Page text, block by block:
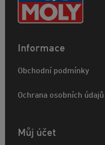
Informace
Obchodní podmínky
Ochrana osobních údajů
Můj účet